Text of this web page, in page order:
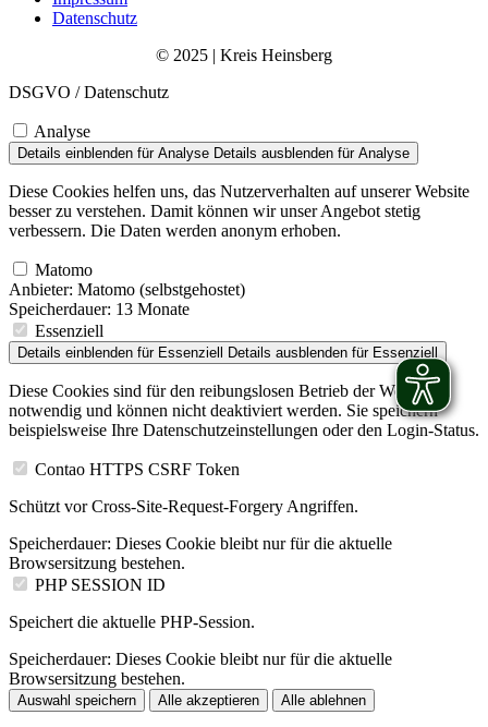
Datenschutz
© 2025 | Kreis Heinsberg
DSGVO / Datenschutz
Analyse
Details einblenden für Analyse Details ausblenden für Analyse
Diese Cookies helfen uns, das Nutzerverhalten auf unserer Website
besser zu verstehen. Damit können wir unser Angebot stetig
verbessern. Die Daten werden anonym erhoben.
Matomo
Anbieter: Matomo (selbstgehostet)
Speicherdauer: 13 Monate
Essenziell
Details einblenden für Essenziell Details ausblenden für Essenziell
Diese Cookies sind für den reibungslosen Betrieb der Website
notwendig und können nicht deaktiviert werden. Sie speichern
beispielsweise Ihre Datenschutzeinstellungen oder den Login-Status.
Contao HTTPS CSRF Token
Schützt vor Cross-Site-Request-Forgery Angriffen.
Speicherdauer: Dieses Cookie bleibt nur für die aktuelle
Browsersitzung bestehen.
PHP SESSION ID
Speichert die aktuelle PHP-Session.
Speicherdauer: Dieses Cookie bleibt nur für die aktuelle
Browsersitzung bestehen.
Auswahl speichern Alle akzeptieren Alle ablehnen